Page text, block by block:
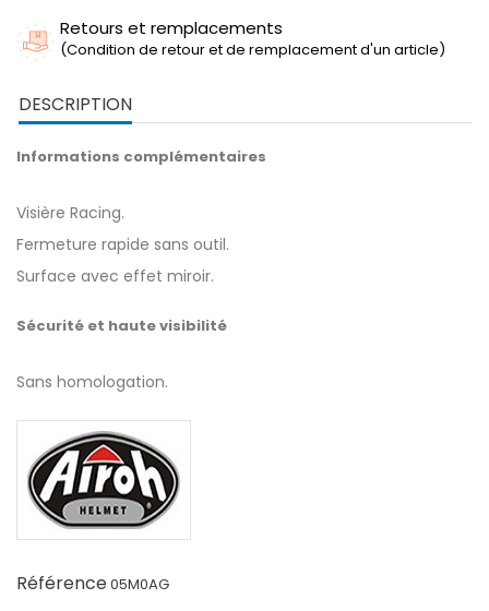
Retours et remplacements
(Condition de retour et de remplacement d'un article)
DESCRIPTION
Informations complémentaires
Visière Racing.
Fermeture rapide sans outil.
Surface avec effet miroir.
Sécurité et haute visibilité
Sans homologation.
Référence05M0AG